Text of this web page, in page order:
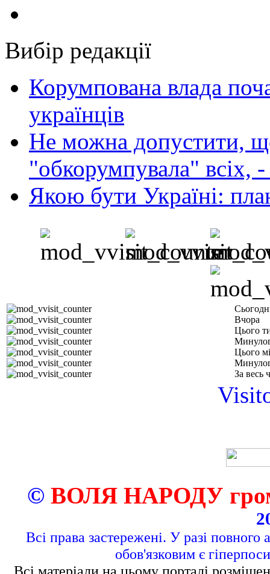
Вибір редакції
Корумпована влада
українців
Не можна допустити,
"обкорумпувала" всіх,
Якою бути Україні:
Вчора
Цього
Цього
За весь
© ВОЛЯ НАРОДУ
Всі права застережені. У разі повного
обов'язковим є
Всі матеріали на цьому порталі